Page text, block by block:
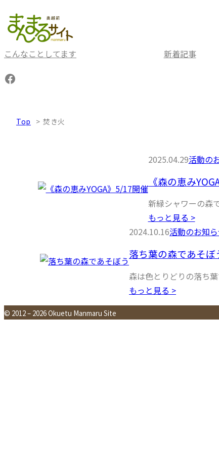
容
ス
ッ
こんなことしてます 新着記事
Facebook
Top 焚き火
2025.04.29活動の
《森の恵み
新緑シャワーの森
もっと見る >
2024.10.16活動のお知
落ち葉の森であそぼ
森は色とりどりの落ち
もっと見る >
© 2012 – 2026 Okuetu Manmaru Site